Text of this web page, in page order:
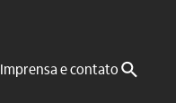
Imprensa e contato